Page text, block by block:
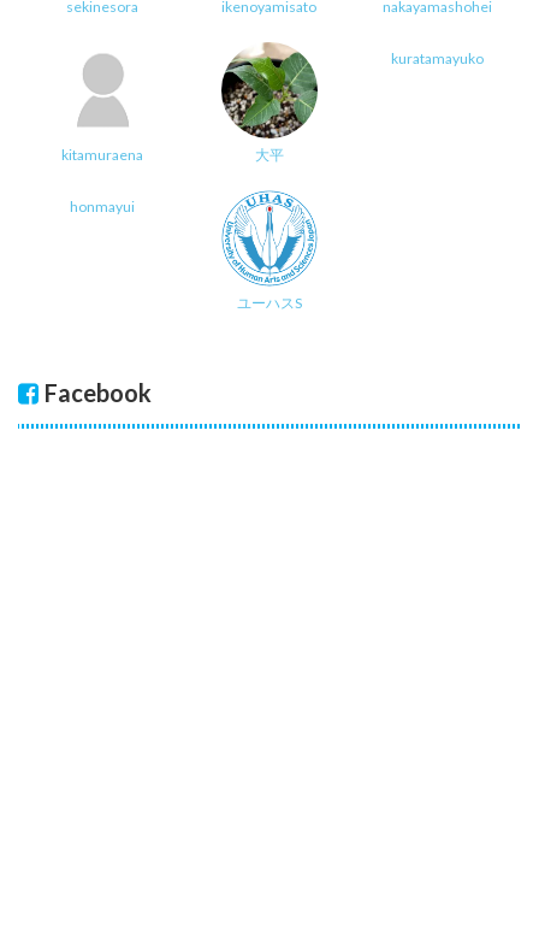
sekinesora ikenoyamisato nakayamashohei
kitamuraena 大平
kuratamayuko
honmayui
ユーハスS
Facebook